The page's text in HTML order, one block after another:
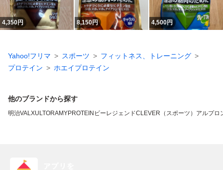
4,350円 8,150円 4,500円
Yahoo!フリマ スポーツ
フィットネス、トレーニング
プロテイン
ホエイプロテイン
他のブランドから探す
明治VALXULTORAMYPROTEIN ビーレジェンドCLEVER（スポーツ） アルプロ